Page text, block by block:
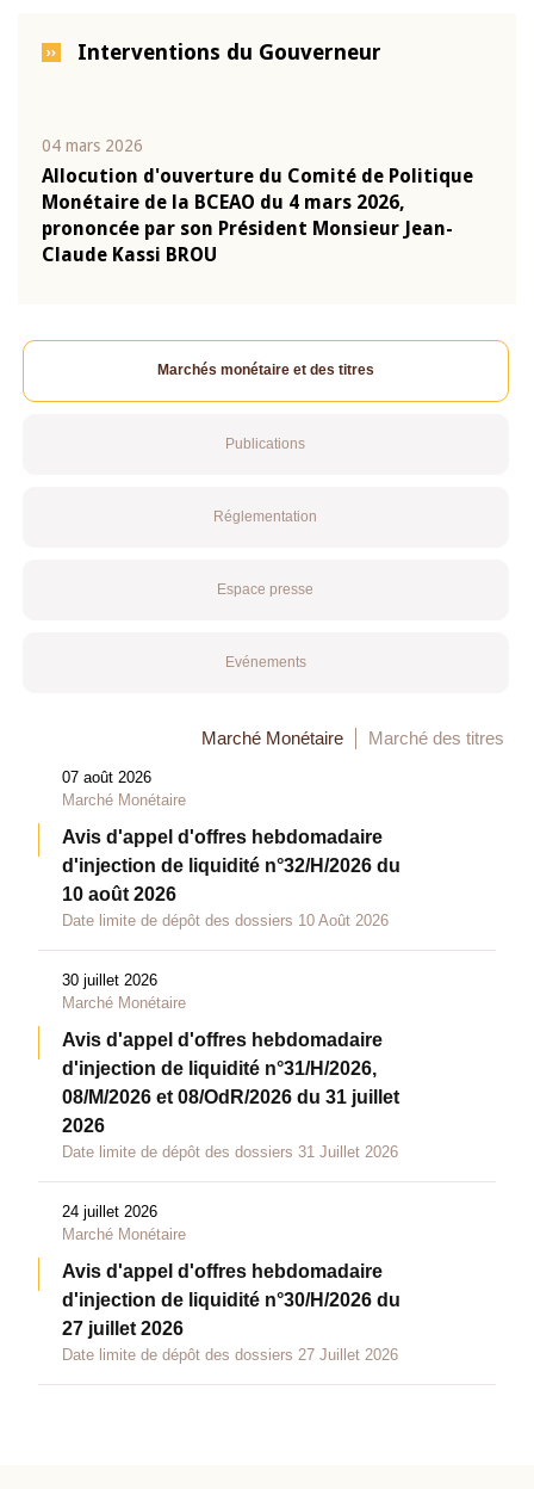
Interventions du Gouverneur
04 mars 2026
Allocution d'ouverture du Comité de Politique
Monétaire de la BCEAO du 4 mars 2026,
prononcée par son Président Monsieur Jean-
Claude Kassi BROU
Marchés monétaire et des titres
Publications
Réglementation
Espace presse
Evénements
Marché Monétaire Marché des titres
07 août 2026
Marché Monétaire
Avis d'appel d'offres hebdomadaire
d'injection de liquidité n°32/H/2026 du
10 août 2026
Date limite de dépôt des dossiers 10 Août 2026
30 juillet 2026
Marché Monétaire
Avis d'appel d'offres hebdomadaire
d'injection de liquidité n°31/H/2026,
08/M/2026 et 08/OdR/2026 du 31 juillet
2026
Date limite de dépôt des dossiers 31 Juillet 2026
24 juillet 2026
Marché Monétaire
Avis d'appel d'offres hebdomadaire
d'injection de liquidité n°30/H/2026 du
27 juillet 2026
Date limite de dépôt des dossiers 27 Juillet 2026